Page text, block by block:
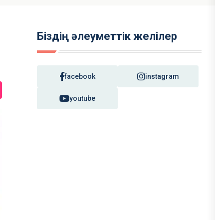
Біздің әлеуметтік желілер
facebook instagram
youtube